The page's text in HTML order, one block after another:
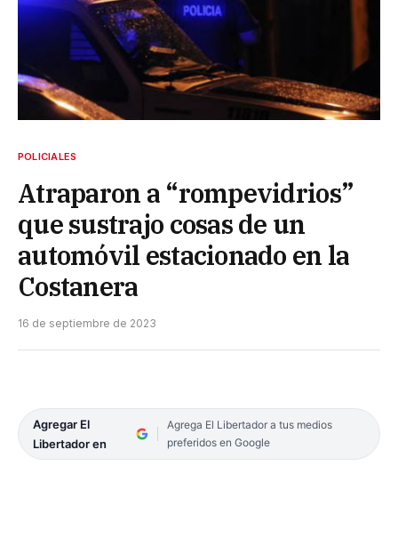
POLICIALES
Atraparon a “rompevidrios”
que sustrajo cosas de un
automóvil estacionado en la
Costanera
16 de septiembre de 2023
Agregar El
Libertador en
Agrega El Libertador a tus medios
preferidos en Google